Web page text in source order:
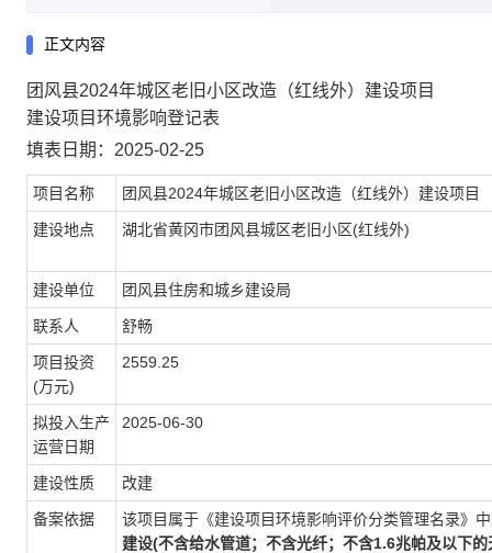
正文内容
团风县2024年城区老旧小区改造（红线外）建设项目
建设项目环境影响登记表
填表日期：2025-02-25
项目名称 团风县2024年城区老旧小区改造（红线外）建设项目
建设地点 湖北省黄冈市团风县城区老旧小区(红线外)
建设单位 团风县住房和城乡建设局
联系人 舒畅
项目投资
(万元)
2559.25
拟投入生产
运营日期
2025-06-30
建设性质 改建
备案依据
该项目属于《建设项目环境影响评价分类管理名录》
建设(不含给水管道；不含光纤；不含1.6兆帕及以下